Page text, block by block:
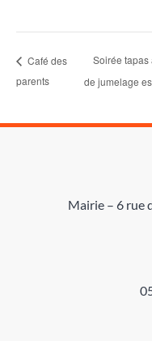
Café des
parents
Soirée tapas
de jumelage
Mairie – 6 rue